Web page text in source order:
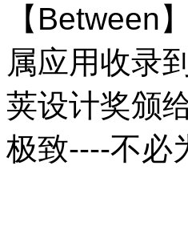
【 Between
属应用收录
荚设计奖颁
极致----不必